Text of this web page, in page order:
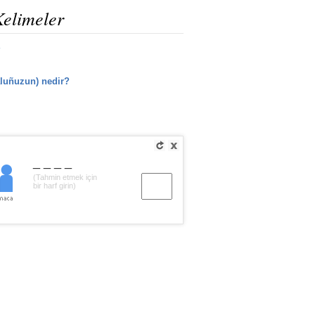
nedir?
(Tahmin etmek için
bir harf girin)